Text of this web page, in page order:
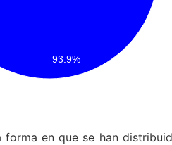
forma en que se han